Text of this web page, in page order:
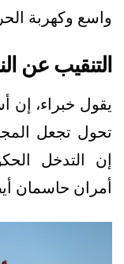
واسع وكهربة
التنقيب عن
يقول خبراء، إن
تحول تجعل
إن التدخل
أمران حاسمان